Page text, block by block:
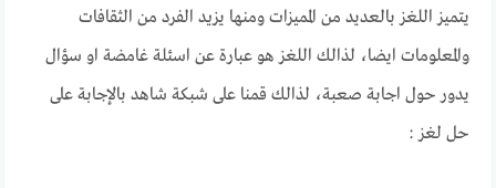
يتميز اللغز بالعديد من المميزات ومنها يزيد الفرد من الثقافات
والمعلومات ايضا، لذالك اللغز هو عبارة عن اسئلة غامضة او سؤال
يدور حول اجابة صعبة، لذالك قمنا على شبكة شاهد بالإجابة على
حل لغز :